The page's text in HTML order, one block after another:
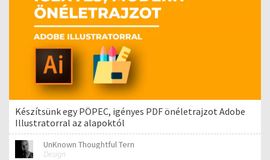
Készítsünk egy PÖPEC, igényes PDF önéletrajzot Adobe
Illustratorral az alapoktól
UnKnown Thoughtful Tern
Design